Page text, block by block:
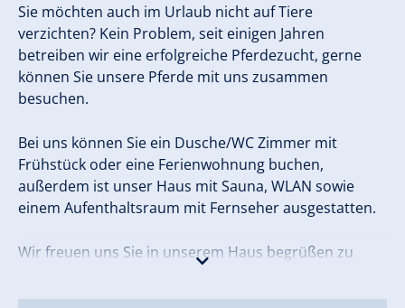
Sie möchten auch im Urlaub nicht auf Tiere
verzichten? Kein Problem, seit einigen Jahren
betreiben wir eine erfolgreiche Pferdezucht, gerne
können Sie unsere Pferde mit uns zusammen
besuchen.
Bei uns können Sie ein Dusche/WC Zimmer mit
Frühstück oder eine Ferienwohnung buchen,
außerdem ist unser Haus mit Sauna, WLAN sowie
einem Aufenthaltsraum mit Fernseher ausgestatten.
Wir freuen uns Sie in unserem Haus begrüßen zu